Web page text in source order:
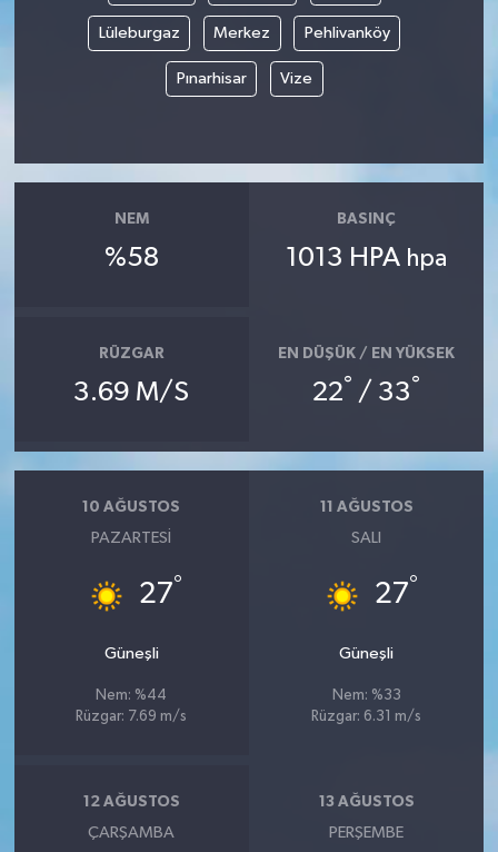
Lüleburgaz Merkez Pehlivanköy
Pınarhisar Vize
NEM
%58
BASINÇ
1013 HPA hpa
RÜZGAR
3.69 M/S
EN DÜŞÜK / EN YÜKSEK
22° / 33°
10 AĞUSTOS
PAZARTESI
27°
Güneşli
Nem: %44
Rüzgar: 7.69 m/s
11 AĞUSTOS
SALI
27°
Güneşli
Nem: %33
Rüzgar: 6.31 m/s
12 AĞUSTOS
ÇARŞAMBA
13 AĞUSTOS
PERŞEMBE